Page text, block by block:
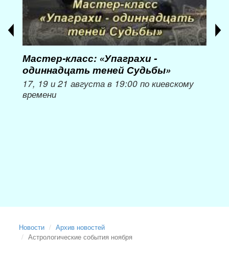
Мастер-класс: «Упаграхи -
одиннадцать теней Судьбы»
17, 19 и 21 августа в 19:00 по киевскому
времени
Новости
Архив новостей
Астрологические события ноября